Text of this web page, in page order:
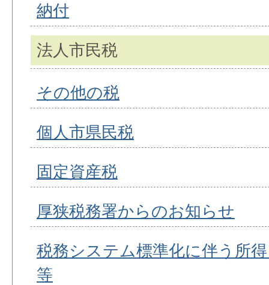
納付
法人市民税
その他の税
個人市県民税
固定資産税
厚狭税務署からのお知らせ
税務システム標準化に伴う所
等